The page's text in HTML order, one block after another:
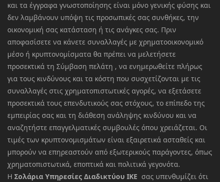
και τα έγγραφα γνωστοποίησης είναι μόνο γενικής φύσης και
δεν λαμβάνουν υπόψη τις προσωπικές σας συνθήκες, την
οικονομική σας κατάσταση ή τις ανάγκες σας. Πριν
αποφασίσετε να κάνετε συναλλαγές με χρηματοοικονομικό
μέσο ή κρυπτονομίσματα θα πρέπει να μελετήσετε
προσεκτικά τη Σύμβαση πελάτη , να ενημερωθείτε πλήρως
για τους κινδύνους και τα κόστη που συσχετίζονται με τις
συναλλαγές στις χρηματοπιστωτικές αγορές, να εξετάσετε
προσεκτικά τους επενδυτικούς σας στόχους, το επίπεδο της
εμπειρίας σας και τη διάθεση ανάληψης κινδύνου και να
αναζητήστε επαγγελματικές συμβουλές όπου χρειάζεται. Οι
τιμές των κρυπτονομισμάτων είναι εξαιρετικά ασταθείς και
μπορούν να επηρεαστούν από εξωτερικούς παράγοντες, όπως
χρηματοπιστωτικά, εποπτικά και πολιτικά γεγονότα.
Η Σολάρια Υπηρεσίες Διαδικτύου ΙΚΕ σας υπενθυμίζει ότι